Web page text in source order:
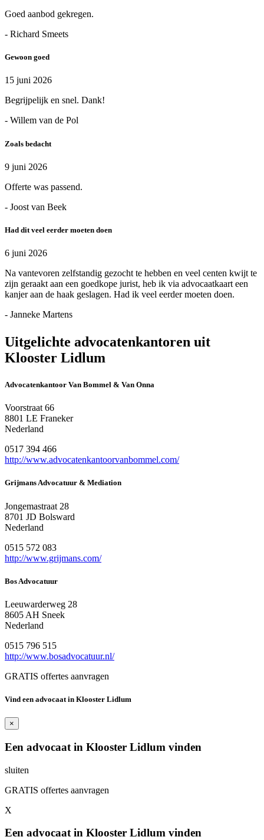
Goed aanbod gekregen.
- Richard Smeets
Gewoon goed
15 juni 2026
Begrijpelijk en snel. Dank!
- Willem van de Pol
Zoals bedacht
9 juni 2026
Offerte was passend.
- Joost van Beek
Had dit veel eerder moeten doen
6 juni 2026
Na vantevoren zelfstandig gezocht te hebben en veel centen kwijt te
zijn geraakt aan een goedkope jurist, heb ik via advocaatkaart een
kanjer aan de haak geslagen. Had ik veel eerder moeten doen.
- Janneke Martens
Uitgelichte advocatenkantoren uit
Klooster Lidlum
Advocatenkantoor Van Bommel & Van Onna
Voorstraat 66
8801 LE Franeker
Nederland
0517 394 466
http://www.advocatenkantoorvanbommel.com/
Grijmans Advocatuur & Mediation
Jongemastraat 28
8701 JD Bolsward
Nederland
0515 572 083
http://www.grijmans.com/
Bos Advocatuur
Leeuwarderweg 28
8605 AH Sneek
Nederland
0515 796 515
http://www.bosadvocatuur.nl/
GRATIS offertes aanvragen
Vind een advocaat in Klooster Lidlum
×
Een advocaat in Klooster Lidlum vinden
sluiten
GRATIS offertes aanvragen
X
Een advocaat in Klooster Lidlum vinden